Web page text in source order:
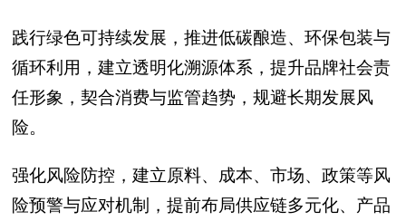
践行绿色可持续发展，推进低碳酿造、环保包装与
循环利用，建立透明化溯源体系，提升品牌社会责
任形象，契合消费与监管趋势，规避长期发展风
险。
强化风险防控，建立原料、成本、市场、政策等风
险预警与应对机制，提前布局供应链多元化、产品